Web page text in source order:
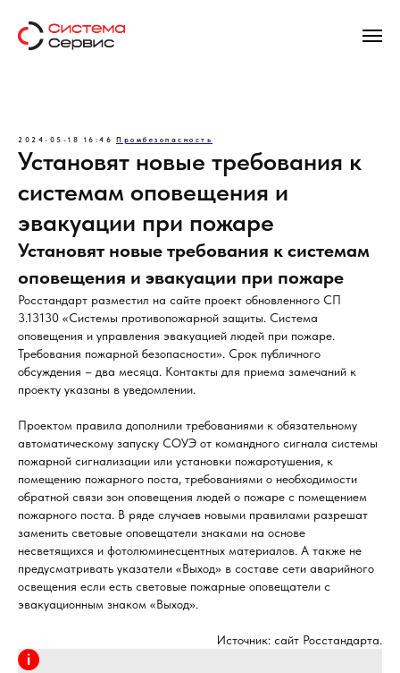
2024-05-18 16:46 Промбезопасность
Установят новые требования к
системам оповещения и
эвакуации при пожаре
Установят новые требования к системам
оповещения и эвакуации при пожаре
Росстандарт разместил на сайте проект обновленного СП
3.13130 «Системы противопожарной защиты. Система
оповещения и управления эвакуацией людей при пожаре.
Требования пожарной безопасности». Срок публичного
обсуждения – два месяца. Контакты для приема замечаний к
проекту указаны в уведомлении.
Проектом правила дополнили требованиями к обязательному
автоматическому запуску СОУЭ от командного сигнала системы
пожарной сигнализации или установки пожаротушения, к
помещению пожарного поста, требованиями о необходимости
обратной связи зон оповещения людей о пожаре с помещением
пожарного поста. В ряде случаев новыми правилами разрешат
заменить световые оповещатели знаками на основе
несветящихся и фотолюминесцентных материалов. А также не
предусматривать указатели «Выход» в составе сети аварийного
освещения если есть световые пожарные оповещатели с
эвакуационным знаком «Выход».
Источник: сайт Росстандарта.